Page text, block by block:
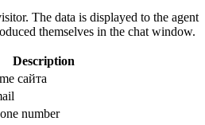
The data is displayed to the agent
themselves in the chat window.
Description
сайта
number